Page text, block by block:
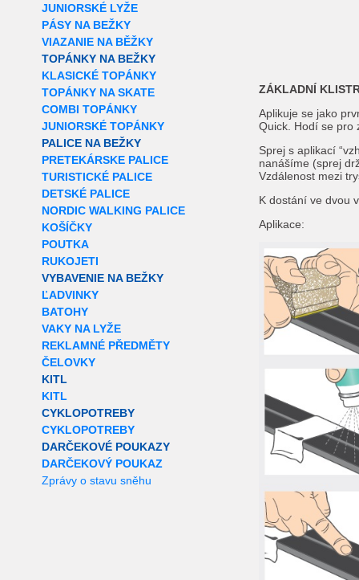
JUNIORSKÉ LYŽE
PÁSY NA BEŽKY
VIAZANIE NA BĚŽKY
TOPÁNKY NA BEŽKY
KLASICKÉ TOPÁNKY
TOPÁNKY NA SKATE
COMBI TOPÁNKY
JUNIORSKÉ TOPÁNKY
PALICE NA BEŽKY
PRETEKÁRSKE PALICE
TURISTICKÉ PALICE
DETSKÉ PALICE
NORDIC WALKING PALICE
KOŠÍČKY
POUTKA
RUKOJETI
VYBAVENIE NA BEŽKY
ĽADVINKY
BATOHY
VAKY NA LYŽE
REKLAMNÉ PŘEDMĚTY
ČELOVKY
KITL
KITL
CYKLOPOTREBY
CYKLOPOTREBY
DARČEKOVÉ POUKAZY
DARČEKOVÝ POUKAZ
Zprávy o stavu sněhu
ZÁKLADNÍ
Aplikuje se jako
Quick. Hodí se pro
Sprej s aplikací
nanášíme (sprej
Vzdálenost mezi
K dostání ve dvou
Aplikace: